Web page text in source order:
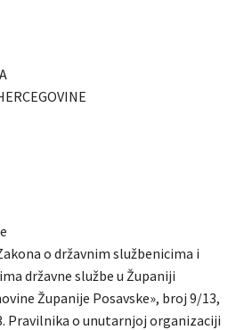
o državnim službenicima i
državne službe u Županiji
Županije Posavske», broj 9/13,
Pravilnika o unutarnjoj organizaciji